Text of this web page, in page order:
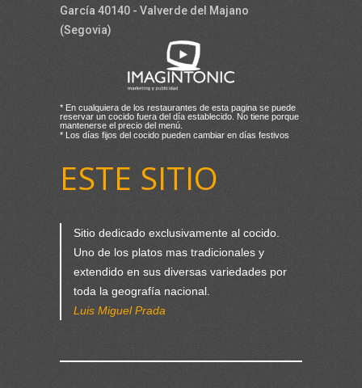
García 40140 - Valverde del Majano
(Segovia)
* En cualquiera de los restaurantes de esta pagina se puede
reservar un cocido fuera del día establecido. No tiene porque
mantenerse el precio del menú.
* Los días fijos del cocido pueden cambiar en días festivos
ESTE SITIO
Sitio dedicado exclusivamente al cocido.
Uno de los platos mas tradicionales y
extendido en sus diversas variedades por
toda la geografía nacional.
Luis Miguel Prada